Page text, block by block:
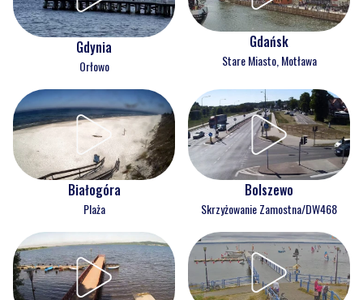
Gdynia
Orłowo
Gdańsk
Stare Miasto, Motława
Białogóra
Plaża
Bolszewo
Skrzyżowanie Zamostna/DW468